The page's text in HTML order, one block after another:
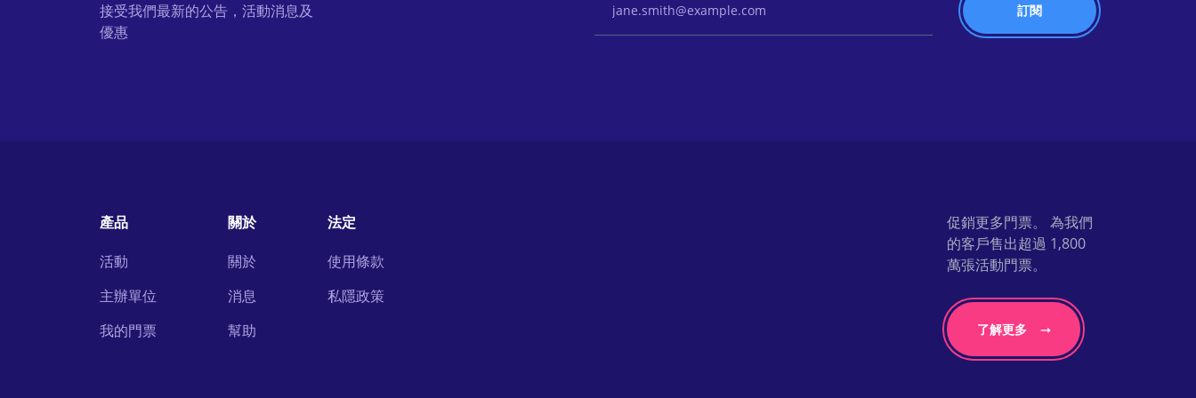
接受我們最新的公告，活動消息及
優惠
產品
活動
主辦單位
我的門票
關於
關於
消息
幫助
法定
使用條款
私隱政策
促銷更多門票。 為我們
的客戶售出超過 1,800
萬張活動門票。
了解更多